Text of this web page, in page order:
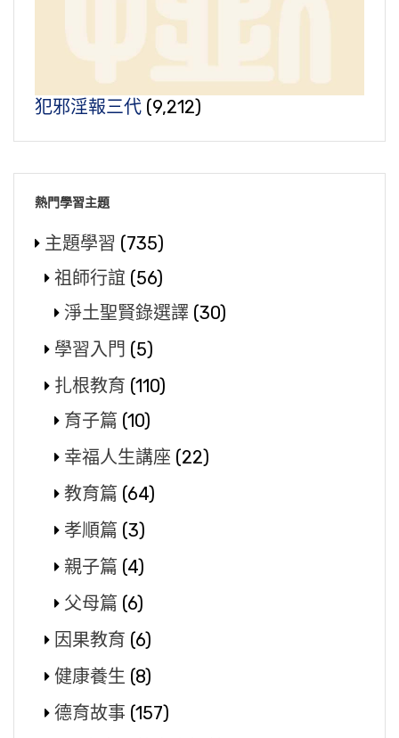
犯邪淫報三代 (9,212)
熱門學習主題
主題學習 (735)
祖師行誼 (56)
淨土聖賢錄選譯 (30)
學習入門 (5)
扎根教育 (110)
育子篇 (10)
幸福人生講座 (22)
教育篇 (64)
孝順篇 (3)
親子篇 (4)
父母篇 (6)
因果教育 (6)
健康養生 (8)
德育故事 (157)